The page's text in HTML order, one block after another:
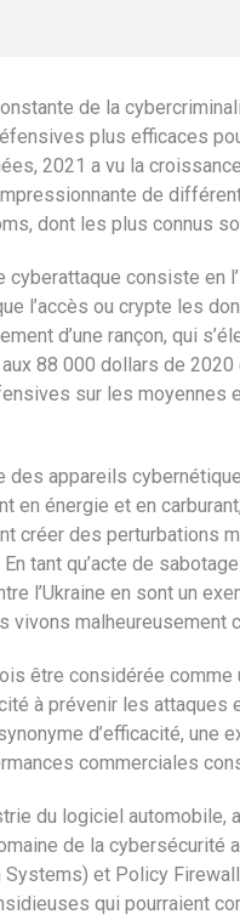
de la
plus efficaces
2021 a vu la
de
dont les plus connus
cyberattaque consiste en
l’accès ou crypte les
d’une rançon, qui
88 000 dollars de
sur les moyennes
des appareils
en énergie et en
créer des perturbations
tant qu’acte de
l’Ukraine en sont un
vivons malheureusement
être considérée
à prévenir les
d’efficacité, une
commerciales
du logiciel
de la cybersécurité
et Policy
qui pourraient